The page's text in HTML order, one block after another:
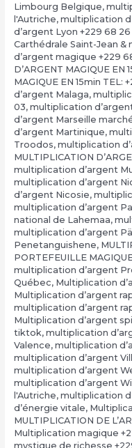
Limbourg Belgique,
l'Autriche, multiplication
d’argent Lyon +229 68
Carthédrale Saint-Jean &
d’argent magique +229
D’ARGENT MAGIQUE EN
MAGIQUE EN 15min TEL:
d’argent Malaga,
03, multiplication
d’argent Marseille
d’argent Martinique,
Troodos, multiplication
MULTIPLICATION
multiplication d’argent
multiplication d’argent
d’argent Nicosie,
multiplication d’argent
national de Lahemaa,
multiplication d’argent
Penetanguishene,
PORTEFEUILLE
multiplication d’argent
Québec, Multiplication
Multiplication d’argent
multiplication d’argent
Multiplication d’argent
tiktok, multiplication
Valence, multiplication
multiplication d’argent
multiplication d’argent
multiplication d’argent
l'Autriche, multiplication
d’énergie vitale,
MULTIPLICATION DE
Multiplication magique
mystique de richesse